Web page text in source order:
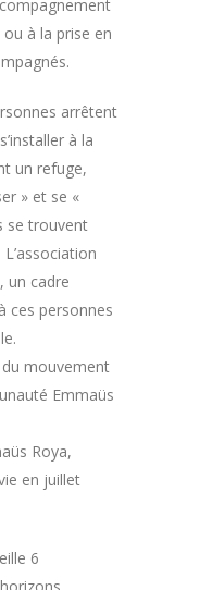
ou à la prise en
arrêtent
à la
un refuge,
» et se «
se trouvent
un cadre
ces personnes
mouvement
Emmaüs
Roya,
en juillet
6